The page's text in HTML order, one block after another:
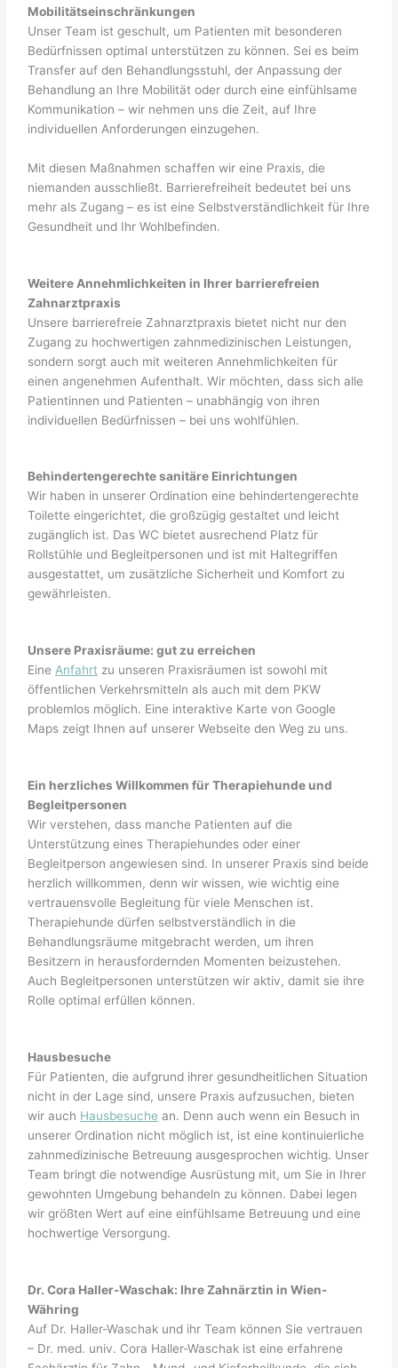
Mobilitätseinschränkungen
Unser Team ist geschult, um Patienten mit besonderen
Bedürfnissen optimal unterstützen zu können. Sei es beim
Transfer auf den Behandlungsstuhl, der Anpassung der
Behandlung an Ihre Mobilität oder durch eine einfühlsame
Kommunikation – wir nehmen uns die Zeit, auf Ihre
individuellen Anforderungen einzugehen.
Mit diesen Maßnahmen schaffen wir eine Praxis, die
niemanden ausschließt. Barrierefreiheit bedeutet bei uns
mehr als Zugang – es ist eine Selbstverständlichkeit für Ihre
Gesundheit und Ihr Wohlbefinden.
Weitere Annehmlichkeiten in Ihrer barrierefreien
Zahnarztpraxis
Unsere barrierefreie Zahnarztpraxis bietet nicht nur den
Zugang zu hochwertigen zahnmedizinischen Leistungen,
sondern sorgt auch mit weiteren Annehmlichkeiten für
einen angenehmen Aufenthalt. Wir möchten, dass sich alle
Patientinnen und Patienten – unabhängig von ihren
individuellen Bedürfnissen – bei uns wohlfühlen.
Behindertengerechte sanitäre Einrichtungen
Wir haben in unserer Ordination eine behindertengerechte
Toilette eingerichtet, die großzügig gestaltet und leicht
zugänglich ist. Das WC bietet ausrechend Platz für
Rollstühle und Begleitpersonen und ist mit Haltegriffen
ausgestattet, um zusätzliche Sicherheit und Komfort zu
gewährleisten.
Unsere Praxisräume: gut zu erreichen
EineAnfahrt zu unseren Praxisräumen ist sowohl mit
öffentlichen Verkehrsmitteln als auch mit dem PKW
problemlos möglich. Eine interaktive Karte von Google
Maps zeigt Ihnen auf unserer Webseite den Weg zu uns.
Ein herzliches Willkommen für Therapiehunde und
Begleitpersonen
Wir verstehen, dass manche Patienten auf die
Unterstützung eines Therapiehundes oder einer
Begleitperson angewiesen sind. In unserer Praxis sind beide
herzlich willkommen, denn wir wissen, wie wichtig eine
vertrauensvolle Begleitung für viele Menschen ist.
Therapiehunde dürfen selbstverständlich in die
Behandlungsräume mitgebracht werden, um ihren
Besitzern in herausfordernden Momenten beizustehen.
Auch Begleitpersonen unterstützen wir aktiv, damit sie ihre
Rolle optimal erfüllen können.
Hausbesuche
Für Patienten, die aufgrund ihrer gesundheitlichen Situation
nicht in der Lage sind, unsere Praxis aufzusuchen, bieten
wir auch Hausbesuche an. Denn auch wenn ein Besuch in
unserer Ordination nicht möglich ist, ist eine kontinuierliche
zahnmedizinische Betreuung ausgesprochen wichtig. Unser
Team bringt die notwendige Ausrüstung mit, um Sie in Ihrer
gewohnten Umgebung behandeln zu können. Dabei legen
wir größten Wert auf eine einfühlsame Betreuung und eine
hochwertige Versorgung.
Dr. Cora Haller-Waschak: Ihre Zahnärztin in Wien-
Währing
Auf Dr. Haller-Waschak und ihr Team können Sie vertrauen
– Dr. med. univ. Cora Haller-Waschak ist eine erfahrene